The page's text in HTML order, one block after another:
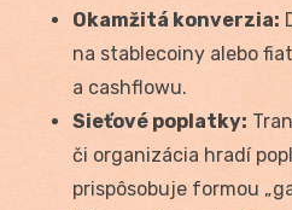
Okamžitá konverzia:
na stablecoiny alebo
a cashflowu.
Sieťové poplatky:
či organizácia hradí
prispôsobuje formou